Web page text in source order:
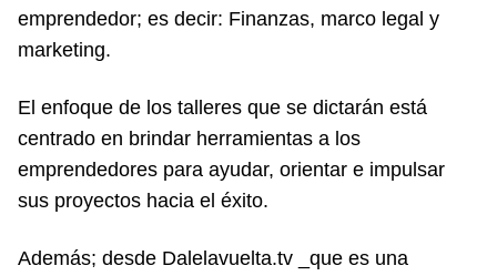
emprendedor; es decir: Finanzas, marco legal y
marketing.
El enfoque de los talleres que se dictarán está
centrado en brindar herramientas a los
emprendedores para ayudar, orientar e impulsar
sus proyectos hacia el éxito.
Además; desde Dalelavuelta.tv _que es una